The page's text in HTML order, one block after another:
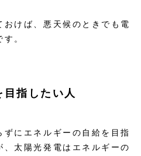
けば、悪天候のときでも電
。
指したい人
にエネルギーの自給を目指
、太陽光発電はエネルギーの